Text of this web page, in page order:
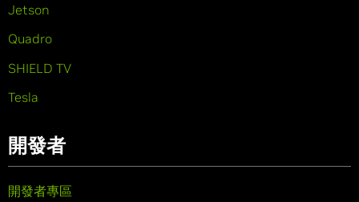
Jetson
Quadro
SHIELD TV
Tesla
開發者
開發者專區